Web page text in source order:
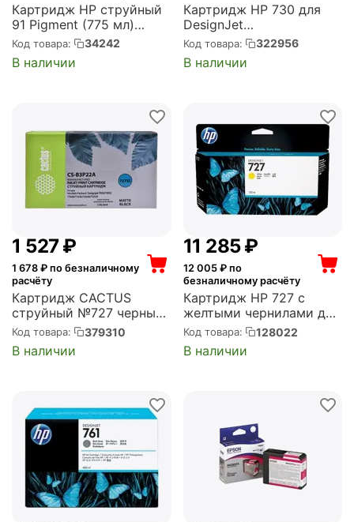
Картридж HP струйный
91 Pigment (775 мл)
Matte Black для DJ Z6100
(C9464A)
Код товара: 34242
В наличии
Картридж HP 730 для
DesignJet
T1600/T1700/T2600, 130
мл, желтый (P2V64A)
Код товара: 322956
В наличии
1 527₽
1 678 ₽ по безналичному
расчёту
Картридж CACTUS
струйный №727 черный
матовый (130мл) для HP
DJ T920/T1500/T2530
(CS-B3P22A)
Код товара: 379310
В наличии
11 285₽
12 005₽ по
безналичному расчёту
Картридж HP 727 с
желтыми чернилами для
принтеров Designjet, 130
мл (B3P21A)
Код товара: 128022
В наличии